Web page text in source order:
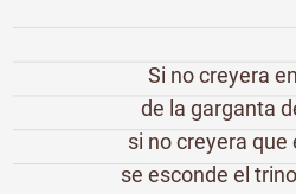
Si no creyera
de la garganta
si no creyera que
se esconde el